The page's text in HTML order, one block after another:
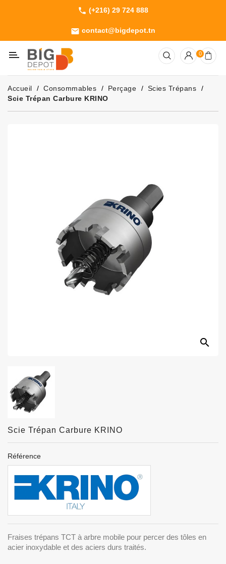
phone (+216) 29 724 888
email contact@bigdepot.tn
Machines
Outillage
Jardinage
Consommables
0
Accueil Consommables Perçage
Scies Trépans
Scie Trépan Carbure KRINO
search
Scie Trépan Carbure KRINO
Référence
Fraises trépans TCT à arbre mobile pour percer des tôles en
acier inoxydable et des aciers durs traités.